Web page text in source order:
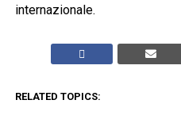
internazionale.
RELATED TOPICS: